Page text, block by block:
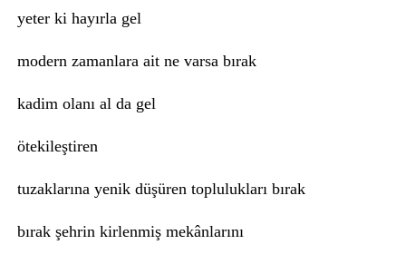
yeter ki hayırla gel
modern zamanlara ait ne varsa bırak
kadim olanı al da gel
ötekileştiren
tuzaklarına yenik düşüren toplulukları bırak
bırak şehrin kirlenmiş mekânlarını